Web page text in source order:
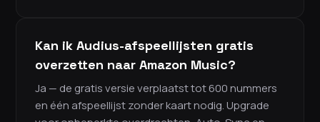
Kan ik Audius-afspeellijsten gratis
overzetten naar Amazon Music?
Ja — de gratis versie verplaatst tot 600 nummers
en één afspeellijst zonder kaart nodig. Upgrade